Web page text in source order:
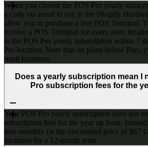
When you choose the POS Pro yearly
a code via email to use in the Shopify
allow you to purchase a free POS Terminal.
receive a POS Terminal for every store
to the POS Pro yearly subscription within 7
Pro location. Note that on plans below Plus,
retail locations.
Does a yearly subscription mean I
Pro subscription fees for the
Your POS Pro yearly subscription does not
subscription fees for the year up front.
fees monthly (at the discounted price of $67
location) for a 12-month term.